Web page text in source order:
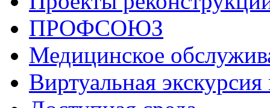
ПРОФСОЮЗ
Медицинское
Виртуальная